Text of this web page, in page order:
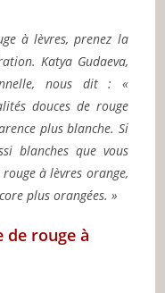
à lèvres, prenez la
Katya Gudaeva,
nous dit : «
douces de rouge
plus blanche. Si
blanches que vous
à lèvres orange,
plus orangées. »
de rouge à